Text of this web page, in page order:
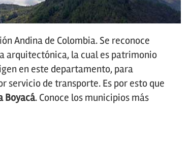
Andina de Colombia. Se reconoce
arquitectónica, la cual es patrimonio
en este departamento, para
de transporte. Es por esto que
Boyacá. Conoce los municipios más